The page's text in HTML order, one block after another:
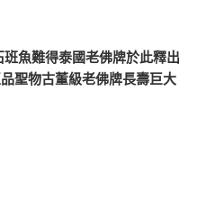
魚難得泰國老佛牌於此釋出
聖物古董級老佛牌長壽巨大